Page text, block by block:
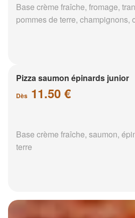
Base crème fraîche, fromage,
pommes de terre, champignons,
Pizza saumon épinards junior
Dès 11.50 €
Base crème fraîche, saumon,
terre